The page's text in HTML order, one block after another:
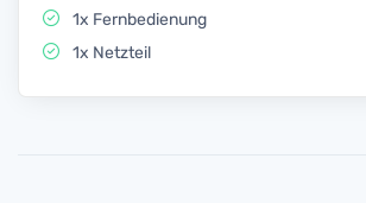
1x Fernbedienung
1x Netzteil